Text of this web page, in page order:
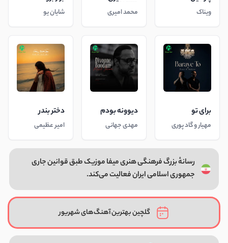
ویناک محمد امیری شایان یو
برای تو
مهیار و گاد پوری
دیوونه بودم
مهدی جهانی
دختر بندر
امیر عظیمی
رسانهٔ بزرگ فرهنگی هنری میفا موزیک طبق قوانین جاری
جمهوری اسلامی ایران فعالیت می‌کند.
گلچین بهترین آهنگ‌های شهریور